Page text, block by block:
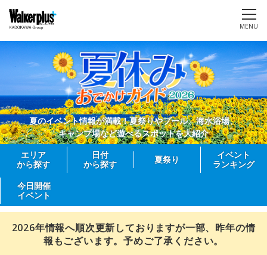
MENU
夏のイベント情報が満載！夏祭りやプール、海水浴場、
キャンプ場など遊べるスポットを大紹介
エリア
から探す
日付
から探す
夏祭り
イベント
ランキング
今日開催
イベント
2026年情報へ順次更新しておりますが一部、昨年の情
報もございます。予めご了承ください。